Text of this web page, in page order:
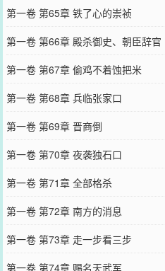
第一卷 第65章 铁了心的崇祯
第一卷 第66章 殿杀御史、朝臣辞官
第一卷 第67章 偷鸡不着蚀把米
第一卷 第68章 兵临张家口
第一卷 第69章 晋商倒
第一卷 第70章 夜袭独石口
第一卷 第71章 全部格杀
第一卷 第72章 南方的消息
第一卷 第73章 走一步看三步
第一卷 第74章 赐名天武军